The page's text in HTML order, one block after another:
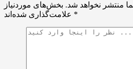
منتشر نخواهد شد. بخش‌های موردنیاز
*